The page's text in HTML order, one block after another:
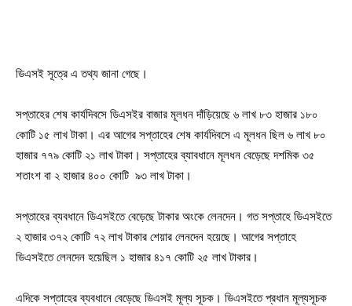
ডিএসই সূত্রে এ তথ্য জানা গেছে।
সপ্তাহের শেষ কার্যদিবসে ডিএসইর বাজার মূলধন দাঁড়িয়েছে ৬ লাখ ৮৩ হাজার ১৮০
কোটি ১৫ লাখ টাকা। এর আগের সপ্তাহের শেষ কার্যদিবসে এ মূলধন ছিল ৬ লাখ ৮০
হাজার ৭৭৯ কোটি ২১ লাখ টাকা। সপ্তাহের ব্যাবধানে মূলধন বেড়েছে দশমিক ৩৫
শতাংশ বা ২ হাজার ৪০০ কোটি ৯৩ লাখ টাকা।
সপ্তাহের ব্যবধানে ডিএসইতে বেড়েছে টাকার অংকে লেনদেন। গত সপ্তাহে ডিএসইতে
২ হাজার ৩৭২ কোটি ৭২ লাখ টাকার শেয়ার লেনদেন হয়েছে। আগের সপ্তাহে
ডিএসইতে লেনদেন হয়েছিল ১ হাজার ৪১৭ কোটি ২৫ লাখ টাকার।
এদিকে সপ্তাহের ব্যবধানে বেড়েছে ডিএসই মূল্য সূচক। ডিএসইতে প্রধান মূল্যসূচক